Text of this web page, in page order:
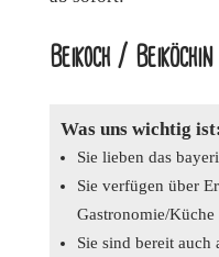
Beikoch /
Was uns wichtig ist:
Sie lieben das
Sie verfügen über
Gastronomie/Küche
Sie sind bereit auch